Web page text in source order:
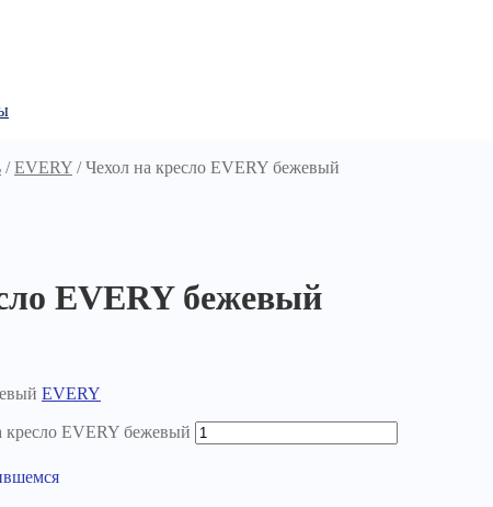
/EVERY /Чехол на кресло EVERY бежевый
EVERY бежевый
EVERY
кресло EVERY бежевый